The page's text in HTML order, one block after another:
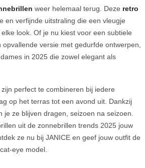
weer helemaal terug. Deze retro
en verfijnde uitstraling die een vleugje
look. Of je nu kiest voor een subtiele
versie met gedurfde ontwerpen,
in 2025 die zowel elegant als
perfect te combineren bij iedere
op het terras tot een avond uit. Dankzij
je ze blijven dragen, seizoen na seizoen.
uit de zonnebrillen trends 2025 jouw
ze nu bij JANICE en geef jouw outfit de
eye model.